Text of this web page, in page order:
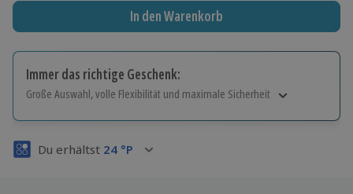
In den Warenkorb
Immer das richtige Geschenk:
Große Auswahl, volle Flexibilität und maximale Sicherheit
Volle Flexibilität
Du erhältst 24 °P